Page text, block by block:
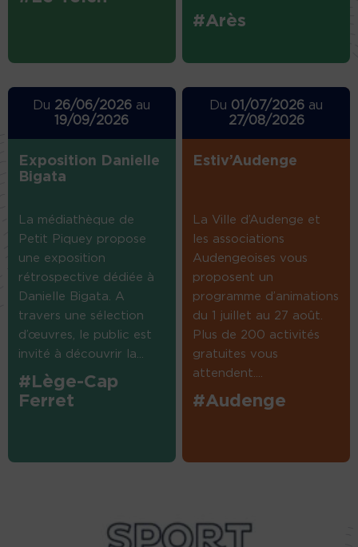
#Arès
Du 26/06/2026 au
19/09/2026
Exposition Danielle
Bigata
La médiathèque de
Petit Piquey propose
une exposition
rétrospective dédiée à
Danielle Bigata. A
travers une sélection
d’œuvres, le public est
invité à découvrir la...
#Lège-Cap
Ferret
Du 01/07/2026 au
27/08/2026
Estiv’Audenge
La Ville d’Audenge et
les associations
Audengeoises vous
proposent un
programme d’animations
du 1 juillet au 27 août.
Plus de 200 activités
gratuites vous
attendent....
#Audenge